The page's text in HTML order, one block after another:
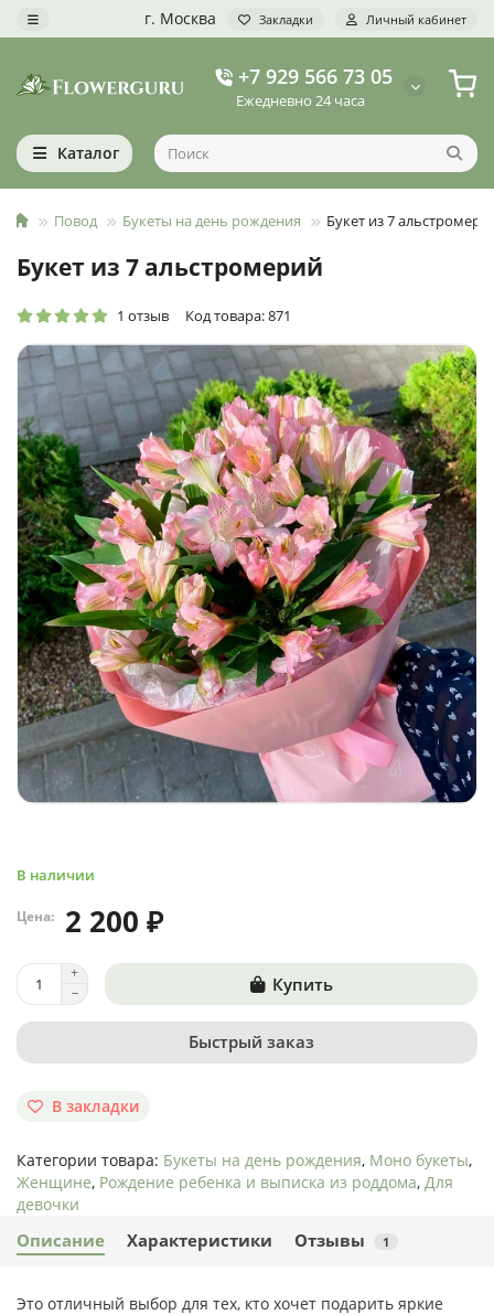
г. Москва Закладки Личный кабинет
+7 929 566 73 05
Ежедневно 24 часа
Каталог
Повод Букеты на день рождения Букет из 7
Букет из 7 альстромерий
1 отзыв Код товара: 871
В наличии
Цена: 2 200 ₽
Купить
Быстрый заказ
В закладки
Категории товара: Букеты на день рождения, Моно букеты,
Женщине, Рождение ребенка и выписка из роддома, Для
девочки
Описание Характеристики Отзывы 1
Это отличный выбор для тех, кто хочет подарить яркие